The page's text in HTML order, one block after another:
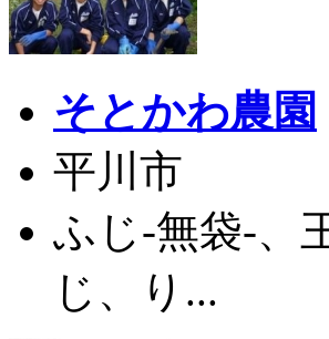
そとかわ農園
平川市
ふじ-無袋-、
じ、り...